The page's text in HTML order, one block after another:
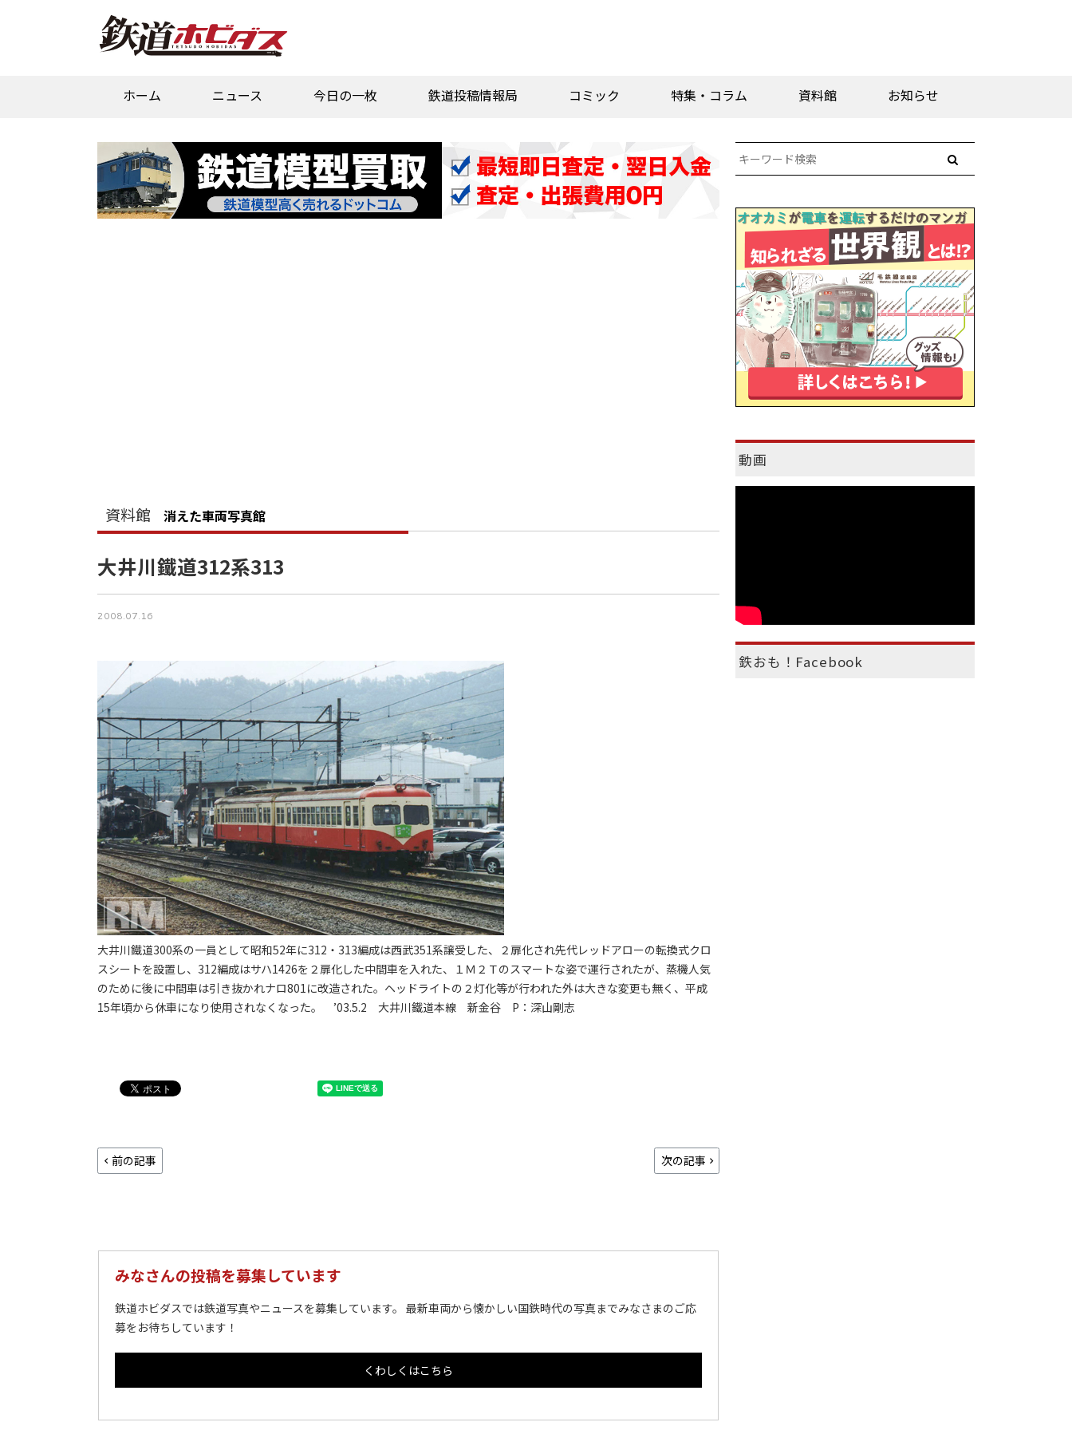
ホーム ニュース 今日の一枚 鉄道投稿情報局 コミック 特集・コラム 資料館 お知らせ
資料館 消えた車両写真館
大井川鐵道312系313
2008.07.16
大井川鐵道300系の一員として昭和52年に312・313編成は西武351系譲受した、２扉化され先代レッドアローの転換式クロ
スシートを設置し、312編成はサハ1426を２扉化した中間車を入れた、１Ｍ２Ｔのスマートな姿で運行されたが、蒸機人気
のために後に中間車は引き抜かれナロ801に改造された。ヘッドライトの２灯化等が行われた外は大きな変更も無く、平成
15年頃から休車になり使用されなくなった。 ’03.5.2 大井川鐵道本線 新金谷 P：深山剛志
前の記事 次の記事
みなさんの投稿を募集しています
鉄道ホビダスでは鉄道写真やニュースを募集しています。 最新車両から懐かしい国鉄時代の写真までみなさまのご応
募をお待ちしています！
くわしくはこちら
動画
鉄おも！Facebook